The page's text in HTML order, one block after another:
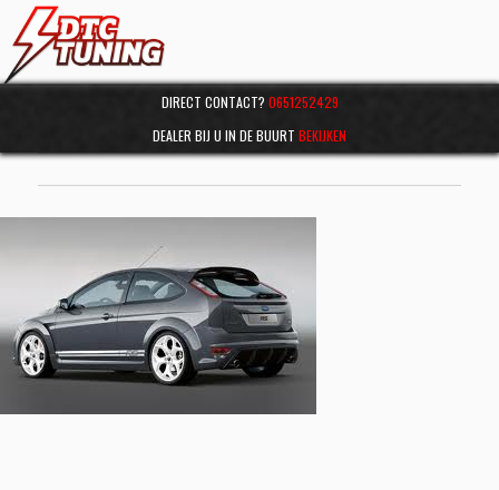
DIRECT CONTACT? 0651252429
DEALER BIJ U IN DE BUURT BEKIJKEN